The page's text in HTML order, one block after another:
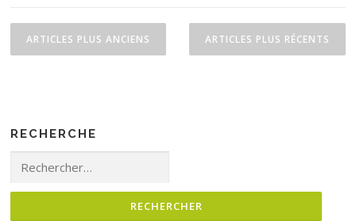
Navigation des articles
ARTICLES PLUS ANCIENS ARTICLES PLUS RÉCENTS
RECHERCHE